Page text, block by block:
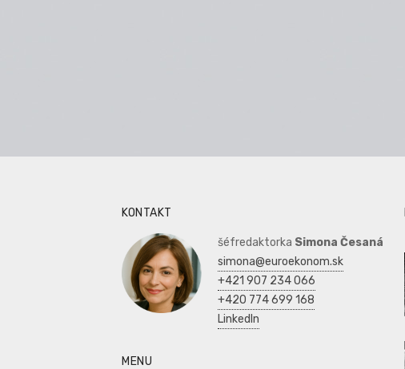
KONTAKT
šéfredaktorka Simona Česaná
simona@euroekonom.sk
+421 907 234 066
+420 774 699 168
LinkedIn
MENU